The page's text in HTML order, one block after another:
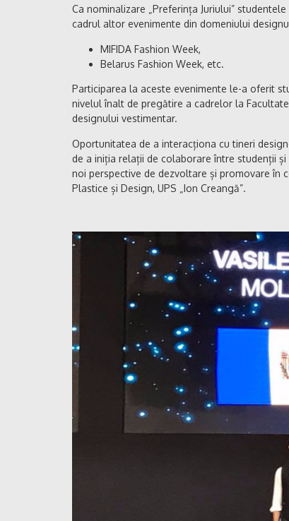
Ca nominalizare „Preferința Juriului”
cadrul altor evenimente din domeniului
MIFIDA Fashion Week,
Belarus Fashion Week, etc.
Participarea la aceste evenimente le-a oferit
nivelul înalt de pregătire a cadrelor la
designului vestimentar.
Oportunitatea de a interacționa cu tineri
de a iniția relații de colaborare între studenții
noi perspective de dezvoltare și promovare în
Plastice și Design, UPS „Ion Creangă”.